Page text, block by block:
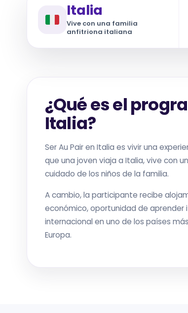
Italia
Vive con una familia
anfitriona italiana
¿Qué es el
Italia?
Ser Au Pair en Italia es vivir una
que una joven viaja a Italia, vive con
cuidado de los niños de la familia.
A cambio, la participante recibe
económico, oportunidad de aprender
internacional en uno de los países
Europa.